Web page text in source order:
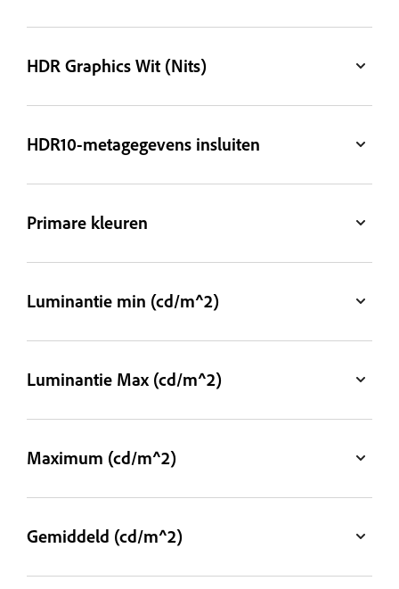
HDR Graphics Wit (Nits)
HDR10-metagegevens insluiten
Primare kleuren
Luminantie min (cd/m^2)
Luminantie Max (cd/m^2)
Maximum (cd/m^2)
Gemiddeld (cd/m^2)